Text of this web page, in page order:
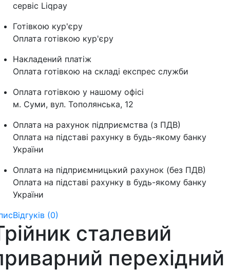
сервіс Liqpay
Готівкою кур'єру
Оплата готівкою кур'єру
Накладений платіж
Оплата готівкою на складі експрес служби
Оплата готівкою у нашому офісі
м. Суми, вул. Тополянська, 12
Оплата на рахунок підприємства (з ПДВ)
Оплата на підставі рахунку в будь-якому банку
України
Оплата на підприємницький рахунок (без ПДВ)
Оплата на підставі рахунку в будь-якому банку
України
Відгуків (0)
сталевий
перехідний